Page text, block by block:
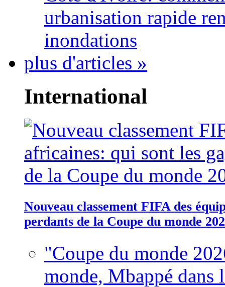
urbanisation rapide
inondations
plus d'articles »
International
Nouveau classement FIFA des
perdants de la Coupe du monde
"Coupe du monde
monde, Mbappé dans